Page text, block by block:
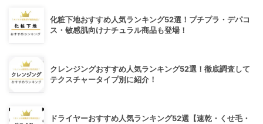
化粧下地おすすめ人気ランキング52選！プチプラ・デパコ
ス・敏感肌向けナチュラル商品も登場！
クレンジングおすすめ人気ランキング52選！徹底調査して
テクスチャータイプ別に紹介！
ドライヤーおすすめ人気ランキング52選【速乾・くせ毛・